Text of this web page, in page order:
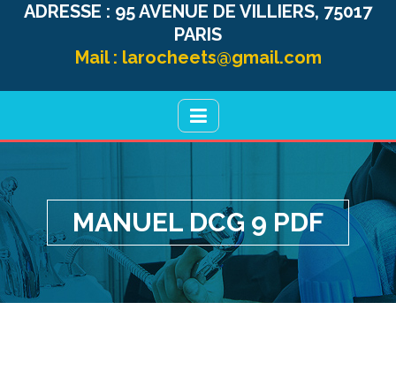
ADRESSE : 95 AVENUE DE VILLIERS, 75017
PARIS
Mail : larocheets@gmail.com
MANUEL DCG 9 PDF